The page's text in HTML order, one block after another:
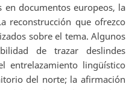
documentos europeos, la
reconstrucción que ofrezco
sobre el tema. Algunos
de trazar deslindes
entrelazamiento lingüístico
del norte; la afirmación